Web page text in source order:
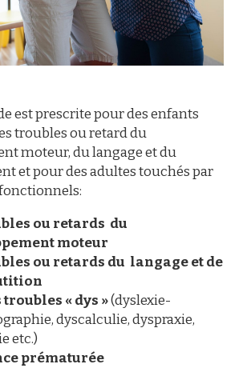
est prescrite pour des enfants
troubles ou retard du
moteur, du langage et du
et pour des adultes touchés par
ou retards  du
moteur
ou retards du  langage et de
« dys » (dyslexie-
dyscalculie, dyspraxie,
etc.)
prématurée